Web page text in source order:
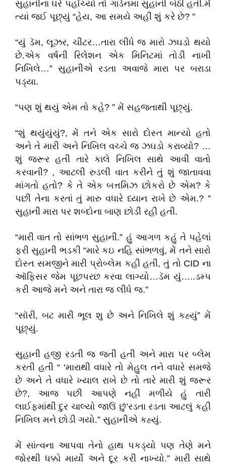
સુહાનીના ઘરે પહોંચ્યો તો ગાર્ડનમાં સુહાની બેઠી હતી.મેં
ત્યાં જઈ પૂછ્યું “હેય, આ સમયે અહીં શું કરે છે? ”
“યું ડૅમ, લૂઝર, ચીટર…તારા લીધે જ મારો ઝઘડો થયો
છે.એક વર્ષની રિલેશન એક મિનિટમાં તોડી નાખી
નિખિલે…” સુહાનીએ રડતા અવાજે મારા પર બરાડા
પડ્યા.
“પણ શું થયું એમ તો કહે? ” મેં સહજતાથી પૂછ્યું.
“શું થયુંયુંયું?, મેં તને એક સારો દોસ્ત માન્યો હતો
અને તે મારી અને નિખિલ વચ્ચે જ ઝઘડો કરાવ્યો? …
શું જરૂર હતી તારે કાલે નિખિલ સાથે આવી વાતો
કરવાની? , આટલી રુડલી વાત કરીને તું શું જાતાવવા
માંગતો હતો? કે તે એક બત્તમિઝ છોકરો છે એમ? કે
પછી તેના કરતાં તું મારુ વધારે ધ્યાન રાખે છે એમ.? ”
સુહાની મારા પર શબ્દોના બાણ છોડી રહી હતી.
“મારી વાત તો સાંભળ સુહાની.” હું આગળ કહું તે પહેલાં
ફરી સુહાની ભડકી “મારે કઇ નહિ સાંભળવું, મેં તને સારો
દોસ્ત સમજીને મારી પ્રોબ્લેમ કહી હતી, તું તો CID ના
ઑફિસર જેમ પૂછપરછ કરવા લાગ્યો…ડૅમ યું…..ડમ્પ
કરી આજે મને અને તારા જ લીધે જ.”
“સૉરી, બટ મારી ભૂલ શુ છે અને નિખિલે શું કહ્યું” મેં
પૂછ્યું.
સુહાની હજી રડતી જ જતી હતી અને મારા પર બ્લેમ
કરતી હતી “ ‘મારાથી વધારે તો મેહુલ તને વધારે સમજે
છે અને તે વધારે ખ્યાલ રાખે છે તો તારે મારી શું જરૂર
છે?, આજ પછી આપણે નહીં મળીયે હું તારી
લાઈફમાંથી દુર ચાલ્યો જાઉં છું’રડતા રડતા આટલું કહી
નિખિલ મને છોડી ગયો.” સુહાનીએ કહ્યું.
મેં સાંત્વના આપવા તેનો હાથ પકડ્યો પણ તેણે મને
જોરથી ધક્કો માર્યો અને દૂર કરી નાખ્યો.” મારી સાથે